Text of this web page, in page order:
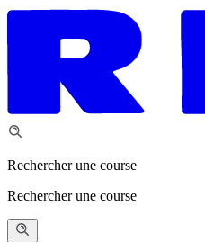
Rechercher une course
Rechercher une course